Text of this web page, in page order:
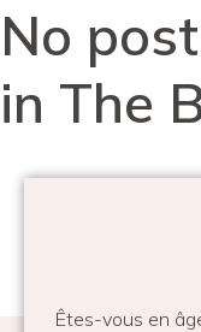
Êtes-vous en
No
in The